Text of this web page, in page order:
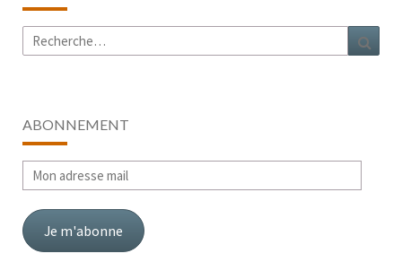
Rechercher :
ABONNEMENT
Mon
adresse
mail
Je m'abonne